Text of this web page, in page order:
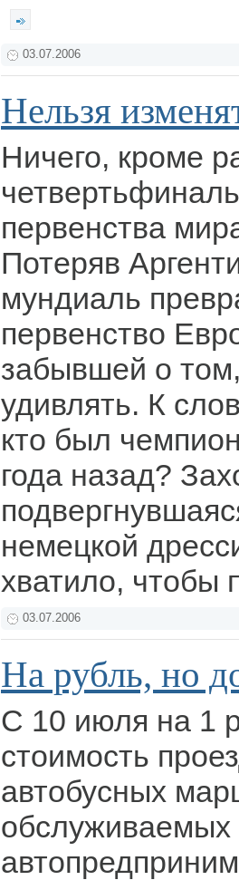
03.07.2006
Нельзя
Ничего, кроме
первенства
Потеряв
мундиаль
первенство
забывшей о
удивлять. К
кто был
года назад?
немецкой
хватило, чтобы
03.07.2006
На рубль, но
С 10 июля на 1
стоимость
автобусных